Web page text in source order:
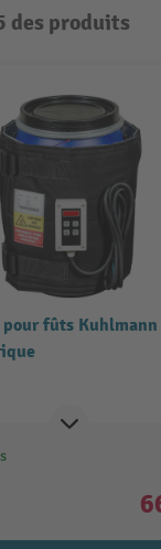
des produits
fûts Kuhlmann